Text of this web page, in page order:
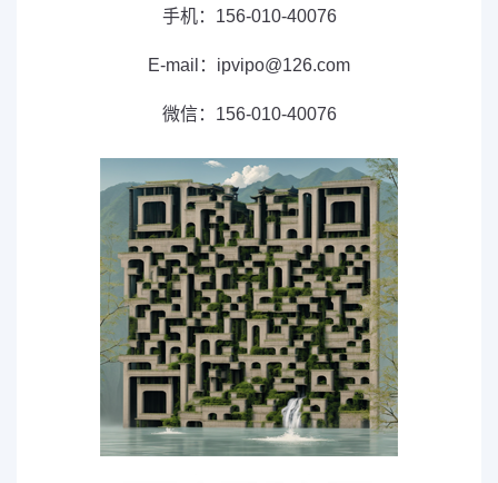
手机：156-010-40076
E-mail：ipvipo@126.com
微信：156-010-40076